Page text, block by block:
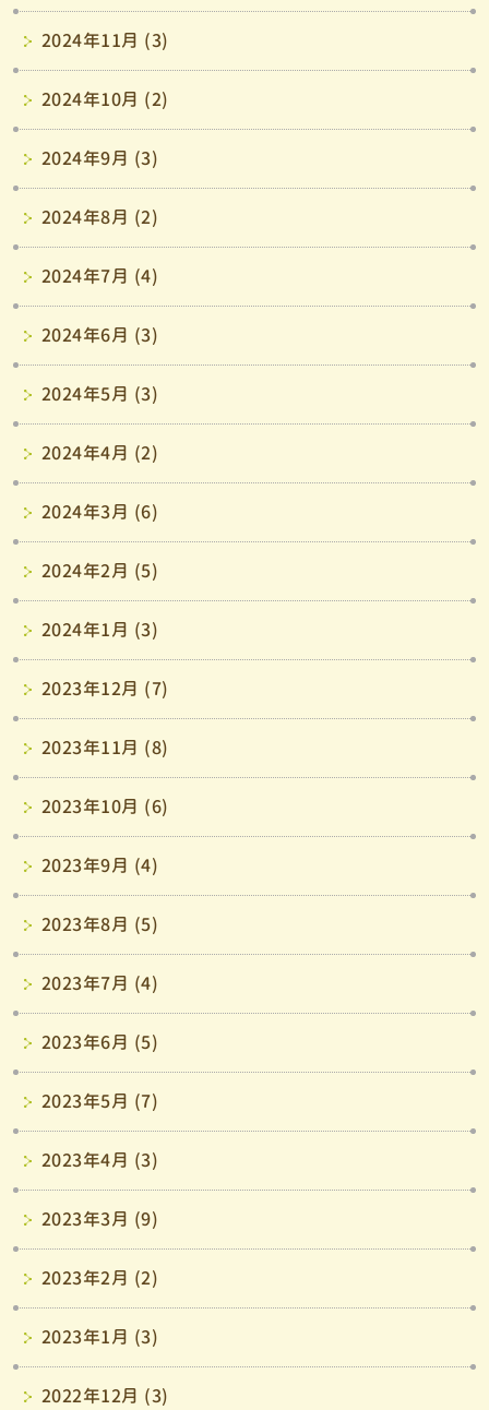
2024年11月 (3)
2024年10月 (2)
2024年9月 (3)
2024年8月 (2)
2024年7月 (4)
2024年6月 (3)
2024年5月 (3)
2024年4月 (2)
2024年3月 (6)
2024年2月 (5)
2024年1月 (3)
2023年12月 (7)
2023年11月 (8)
2023年10月 (6)
2023年9月 (4)
2023年8月 (5)
2023年7月 (4)
2023年6月 (5)
2023年5月 (7)
2023年4月 (3)
2023年3月 (9)
2023年2月 (2)
2023年1月 (3)
2022年12月 (3)